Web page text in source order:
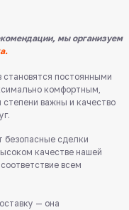
мы организуем
становятся постоянными
комфортным,
важны и качество
безопасные сделки
качестве нашей
всем
— она